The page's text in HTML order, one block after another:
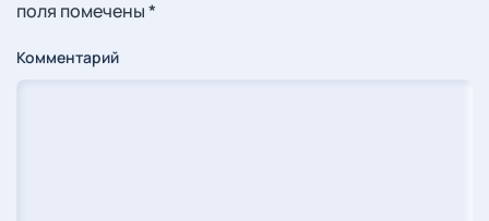
поля помечены*
Комментарий